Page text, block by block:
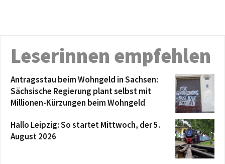
Leserinnen empfehlen
Antragsstau beim Wohngeld in Sachsen:
Sächsische Regierung plant selbst mit
Millionen-Kürzungen beim Wohngeld
Hallo Leipzig: So startet Mittwoch, der 5.
August 2026